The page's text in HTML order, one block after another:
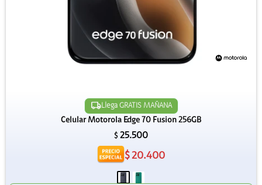
Llega GRATIS MAÑANA
Celular Motorola Edge 70 Fusion 256GB
$ 25.500
$ 20.400